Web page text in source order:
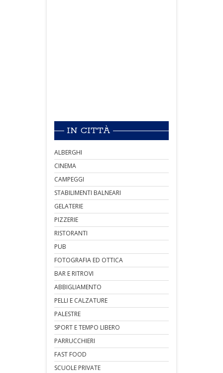
IN CITTÀ
ALBERGHI
CINEMA
CAMPEGGI
STABILIMENTI BALNEARI
GELATERIE
PIZZERIE
RISTORANTI
PUB
FOTOGRAFIA ED OTTICA
BAR E RITROVI
ABBIGLIAMENTO
PELLI E CALZATURE
PALESTRE
SPORT E TEMPO LIBERO
PARRUCCHIERI
FAST FOOD
SCUOLE PRIVATE